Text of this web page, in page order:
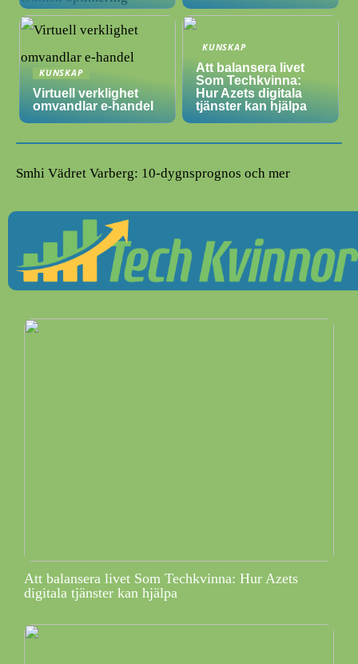
KUNSKAP
Virtuell verklighet
omvandlar e-handel
KUNSKAP
Att balansera livet
Som Techkvinna:
Hur Azets digitala
tjänster kan hjälpa
Smhi Vädret Varberg: 10-dygnsprognos och mer
Att balansera livet Som Techkvinna: Hur Azets
digitala tjänster kan hjälpa